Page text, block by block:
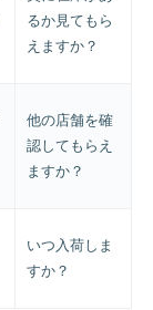
るか見てもら
えますか？
他の店舗を確
認してもらえ
ますか？
いつ入荷しま
すか？